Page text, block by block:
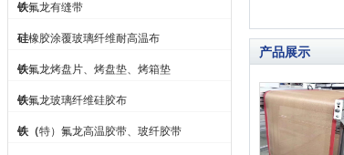
铁氟龙有缝带
硅橡胶涂覆玻璃纤维耐高温布
铁氟龙烤盘片、烤盘垫、烤箱垫
铁氟龙玻璃纤维硅胶布
铁（特）氟龙高温胶带、玻纤胶带
产品展示